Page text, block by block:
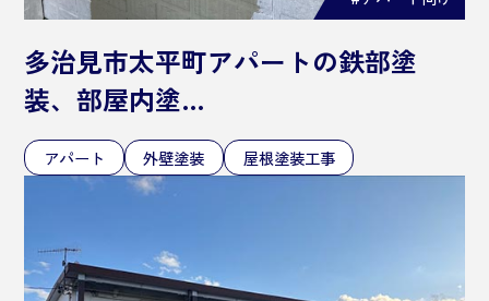
多治見市太平町アパートの鉄部塗
装、部屋内塗…
アパート 外壁塗装 屋根塗装工事